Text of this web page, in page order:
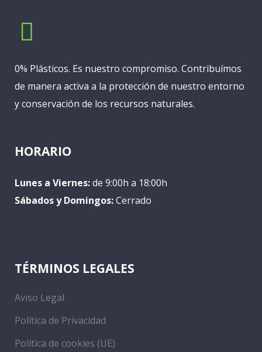
0% Plásticos. Es nuestro compromiso. Contribuímos
de manera activa a la protección de nuestro entorno
y conservación de los recursos naturales.
HORARIO
Lunes a Viernes:de 9:00h a 18:00h
Sábados y Domingos:Cerrado
TÉRMINOS LEGALES
Aviso Legal
Política de Privacidad
Política de cookies (UE)